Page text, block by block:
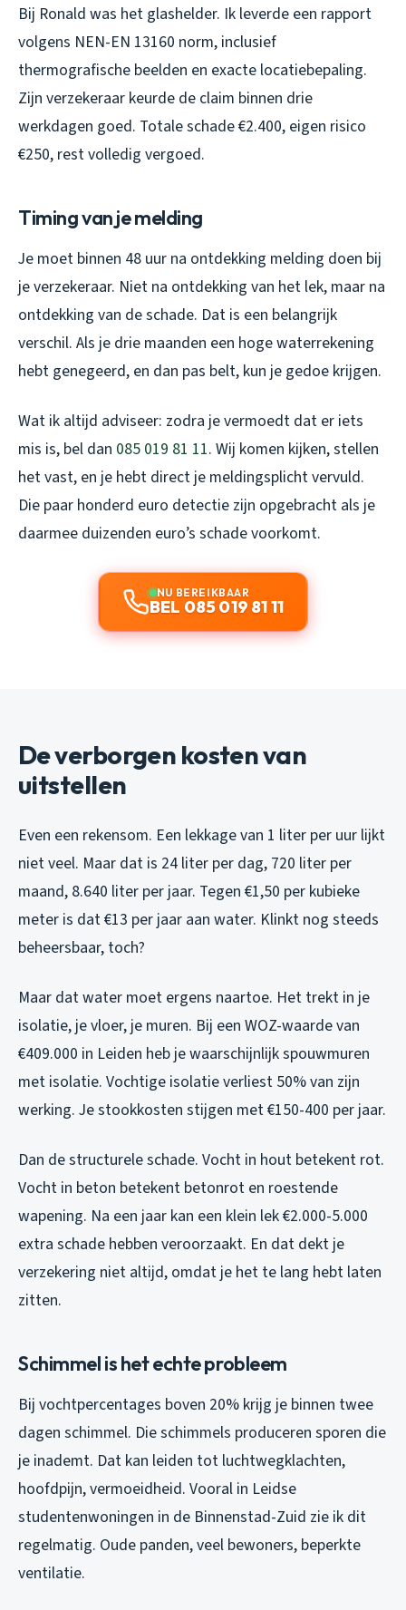
Bij Ronald was het glashelder. Ik leverde een rapport
volgens NEN-EN 13160 norm, inclusief
thermografische beelden en exacte locatiebepaling.
Zijn verzekeraar keurde de claim binnen drie
werkdagen goed. Totale schade €2.400, eigen risico
€250, rest volledig vergoed.
Timing van je melding
Je moet binnen 48 uur na ontdekking melding doen bij
je verzekeraar. Niet na ontdekking van het lek, maar na
ontdekking van de schade. Dat is een belangrijk
verschil. Als je drie maanden een hoge waterrekening
hebt genegeerd, en dan pas belt, kun je gedoe krijgen.
Wat ik altijd adviseer: zodra je vermoedt dat er iets
mis is, bel dan 085 019 81 11. Wij komen kijken, stellen
het vast, en je hebt direct je meldingsplicht vervuld.
Die paar honderd euro detectie zijn opgebracht als je
daarmee duizenden euro’s schade voorkomt.
NU BEREIKBAAR
BEL 085 019 81 11
De verborgen kosten van
uitstellen
Even een rekensom. Een lekkage van 1 liter per uur lijkt
niet veel. Maar dat is 24 liter per dag, 720 liter per
maand, 8.640 liter per jaar. Tegen €1,50 per kubieke
meter is dat €13 per jaar aan water. Klinkt nog steeds
beheersbaar, toch?
Maar dat water moet ergens naartoe. Het trekt in je
isolatie, je vloer, je muren. Bij een WOZ-waarde van
€409.000 in Leiden heb je waarschijnlijk spouwmuren
met isolatie. Vochtige isolatie verliest 50% van zijn
werking. Je stookkosten stijgen met €150-400 per jaar.
Dan de structurele schade. Vocht in hout betekent rot.
Vocht in beton betekent betonrot en roestende
wapening. Na een jaar kan een klein lek €2.000-5.000
extra schade hebben veroorzaakt. En dat dekt je
verzekering niet altijd, omdat je het te lang hebt laten
zitten.
Schimmel is het echte probleem
Bij vochtpercentages boven 20% krijg je binnen twee
dagen schimmel. Die schimmels produceren sporen die
je inademt. Dat kan leiden tot luchtwegklachten,
hoofdpijn, vermoeidheid. Vooral in Leidse
studentenwoningen in de Binnenstad-Zuid zie ik dit
regelmatig. Oude panden, veel bewoners, beperkte
ventilatie.